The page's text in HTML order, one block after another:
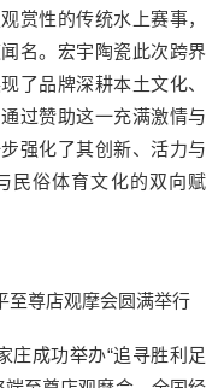
赏性的传统水上赛事，
名。宏宇陶瓷此次跨界
了品牌深耕本土文化、
过赞助这一充满激情与
强化了其创新、活力与
民俗体育文化的双向赋
至尊店观摩会圆满举行
庄成功举办“追寻胜利足